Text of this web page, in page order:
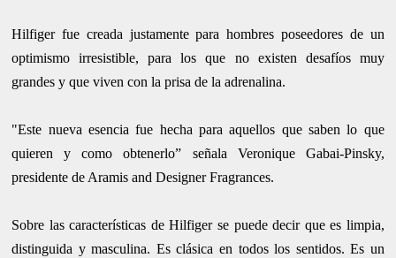
Hilfiger fue creada justamente para hombres poseedores de un
optimismo irresistible, para los que no existen desafíos muy
grandes y que viven con la prisa de la adrenalina.
"Este nueva esencia fue hecha para aquellos que saben lo que
quieren y como obtenerlo” señala Veronique Gabai-Pinsky,
presidente de Aramis and Designer Fragrances.
Sobre las características de Hilfiger se puede decir que es limpia,
distinguida y masculina. Es clásica en todos los sentidos. Es un